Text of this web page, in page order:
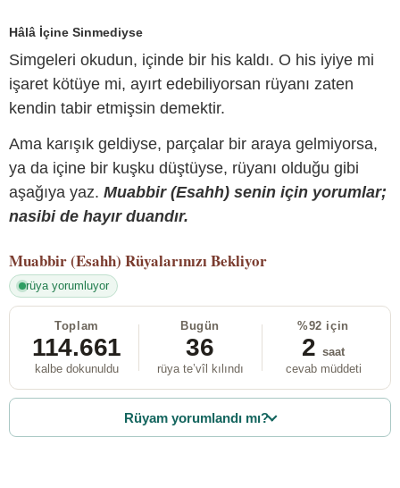
Hâlâ İçine Sinmediyse
Simgeleri okudun, içinde bir his kaldı. O his iyiye mi
işaret kötüye mi, ayırt edebiliyorsan rüyanı zaten
kendin tabir etmişsin demektir.
Ama karışık geldiyse, parçalar bir araya gelmiyorsa,
ya da içine bir kuşku düştüyse, rüyanı olduğu gibi
aşağıya yaz. Muabbir (Esahh) senin için yorumlar;
nasibi de hayır duandır.
Muabbir (Esahh) Rüyalarınızı Bekliyor
rüya yorumluyor
Toplam
114.661
kalbe dokunuldu
Bugün
36
rüya te’vîl kılındı
%92 için
2 saat
cevab müddeti
Rüyam yorumlandı mı?